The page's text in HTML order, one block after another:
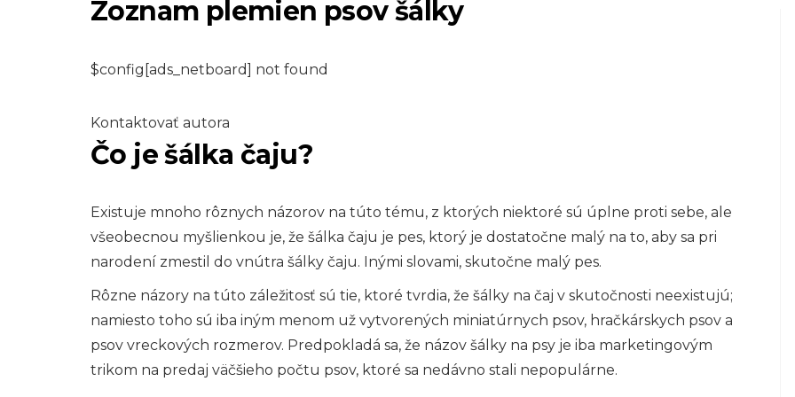
Zoznam plemien psov šálky
$config[ads_netboard] not found
Kontaktovať autora
Čo je šálka čaju?
Existuje mnoho rôznych názorov na túto tému, z ktorých niektoré sú úplne proti sebe, ale
všeobecnou myšlienkou je, že šálka čaju je pes, ktorý je dostatočne malý na to, aby sa pri
narodení zmestil do vnútra šálky čaju. Inými slovami, skutočne malý pes.
Rôzne názory na túto záležitosť sú tie, ktoré tvrdia, že šálky na čaj v skutočnosti neexistujú;
namiesto toho sú iba iným menom už vytvorených miniatúrnych psov, hračkárskych psov a
psov vreckových rozmerov. Predpokladá sa, že názov šálky na psy je iba marketingovým
trikom na predaj väčšieho počtu psov, ktoré sa nedávno stali nepopulárne.
MAČKY
7 znakov, že sa
mačiatko usadzuje
nebezpečná pre
psov?
6,2026